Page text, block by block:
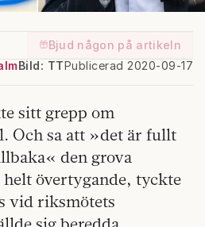
Bjud någon på artikeln
Publicerad 2020-09-17
Bild: TT
sitt grepp om
Och sa att »det är fullt
den grova
övertygande, tyckte
vid riksmötets